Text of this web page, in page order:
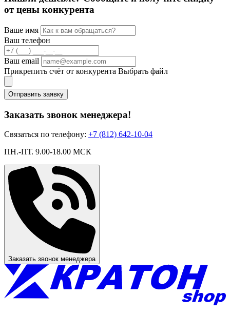
от цены конкурента
Ваше имя
Ваш телефон
Ваш email
Прикрепить счёт от конкурента Выбрать файл
Отправить заявку
Заказать звонок менеджера!
Связаться по телефону: +7 (812) 642-10-04
ПН.-ПТ. 9.00-18.00 МСК
Заказать звонок менеджера